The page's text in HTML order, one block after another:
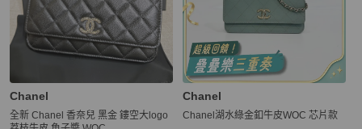
Chanel
全新 Chanel 香奈兒 黑金 鏤空大logo
Chanel
Chanel湖水綠金釦牛皮WOC 芯片款